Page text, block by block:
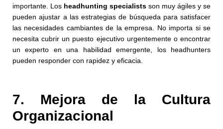
importante. Los headhunting specialists son muy ágiles y se
pueden ajustar a las estrategias de búsqueda para satisfacer
las necesidades cambiantes de la empresa. No importa si se
necesita cubrir un puesto ejecutivo urgentemente o encontrar
un experto en una habilidad emergente, los headhunters
pueden responder con rapidez y eficacia.
7. Mejora de la Cultura
Organizacional